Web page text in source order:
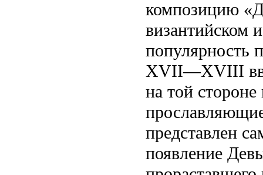
композицию
византийском
популярность
XVII—XVIII вв.
на той
представлен
появление